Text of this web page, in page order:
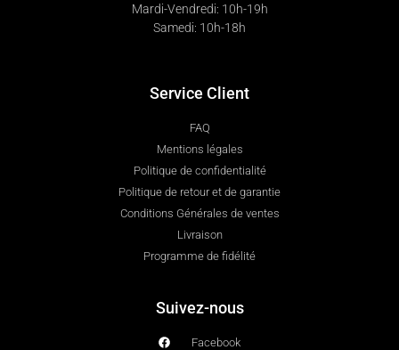
Mardi-Vendredi: 10h-19h
Samedi: 10h-18h
Service Client
FAQ
Mentions légales
Politique de confidentialité
Politique de retour et de garantie
Conditions Générales de ventes
Livraison
Programme de fidélité
Suivez-nous
Facebook